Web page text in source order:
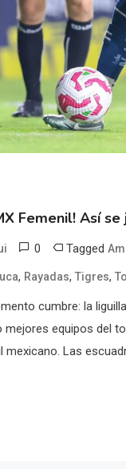
Femenil! Así
0 Tagged
, Rayadas, Tigres,
cumbre: la
equipos del
Las